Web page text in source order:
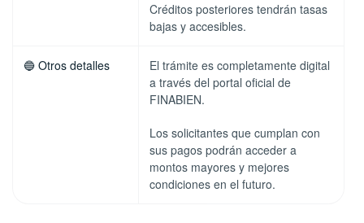
Créditos posteriores tendrán tasas
bajas y accesibles.
🔵 Otros detalles
El trámite es completamente digital
a través del portal oficial de
FINABIEN.
Los solicitantes que cumplan con
sus pagos podrán acceder a
montos mayores y mejores
condiciones en el futuro.